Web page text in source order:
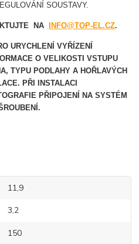
SOUSTAVY.
NA INFO@TOP-EL.CZ.
URYCHLENÍ VYŘÍZENÍ
O VELIKOSTI VSTUPU
TYPU PODLAHY A HOŘLAVÝCH
PŘI INSTALACI
PŘIPOJENÍ NA SYSTÉM
11,9
3,2
150